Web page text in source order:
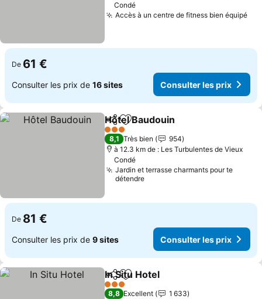
Condé
Accès à un centre de fitness bien équipé
De 61 €
Consulter les prix de 16 sites Consulter les prix
PartagerAjouter à mes favoris
Hôtel Baudouin
3 Étoiles
8,1 Très bien
954
à 12.3 km de : Les Turbulentes de Vieux
Condé
Jardin et terrasse charmants pour te
détendre
De 81 €
Consulter les prix de 9 sites Consulter les prix
PartagerAjouter à mes favoris
In Situ Hotel
3 Étoiles
8,8 Excellent
1 633